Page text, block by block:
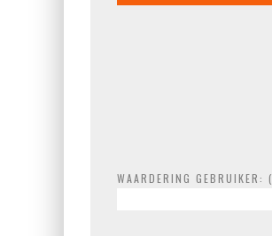
WAARDERING GEBRUIKER: (